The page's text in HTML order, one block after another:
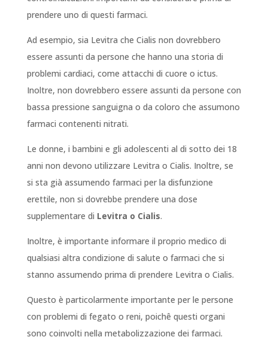
prendere uno di questi farmaci.
Ad esempio, sia Levitra che Cialis non dovrebbero
essere assunti da persone che hanno una storia di
problemi cardiaci, come attacchi di cuore o ictus.
Inoltre, non dovrebbero essere assunti da persone con
bassa pressione sanguigna o da coloro che assumono
farmaci contenenti nitrati.
Le donne, i bambini e gli adolescenti al di sotto dei 18
anni non devono utilizzare Levitra o Cialis. Inoltre, se
si sta già assumendo farmaci per la disfunzione
erettile, non si dovrebbe prendere una dose
supplementare di Levitra o Cialis.
Inoltre, è importante informare il proprio medico di
qualsiasi altra condizione di salute o farmaci che si
stanno assumendo prima di prendere Levitra o Cialis.
Questo è particolarmente importante per le persone
con problemi di fegato o reni, poichê questi organi
sono coinvolti nella metabolizzazione dei farmaci.